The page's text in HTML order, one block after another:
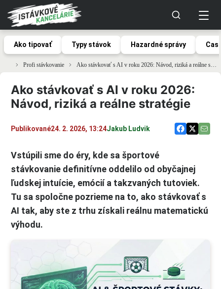
Ako tipovať Typy stávok Hazardné správy
Profi stávkovanie Ako stávkovať s AI v roku 2026: Návod, riziká a reálne stratégie
Ako stávkovať s AI v roku 2026:
Návod, riziká a reálne stratégie
Publikované24. 2. 2026, 13:24Jakub Ludvik
Vstúpili sme do éry, kde sa športové
stávkovanie definitívne oddelilo od obyčajnej
ľudskej intuície, emócií a takzvaných tutoviek.
Tu sa spoločne pozrieme na to, ako stávkovať s
AI tak, aby ste z trhu získali reálnu matematickú
výhodu.